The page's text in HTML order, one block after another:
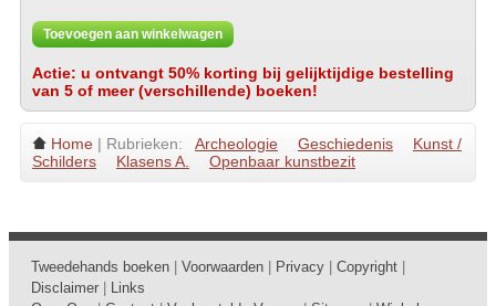
Toevoegen aan winkelwagen
Actie: u ontvangt 50% korting bij gelijktijdige bestelling
van 5 of meer (verschillende) boeken!
Home | Rubrieken: Archeologie Geschiedenis
Kunst /
Schilders
Klasens A. Openbaar kunstbezit
Tweedehands boeken Voorwaarden Privacy Copyright
Disclaimer
Links